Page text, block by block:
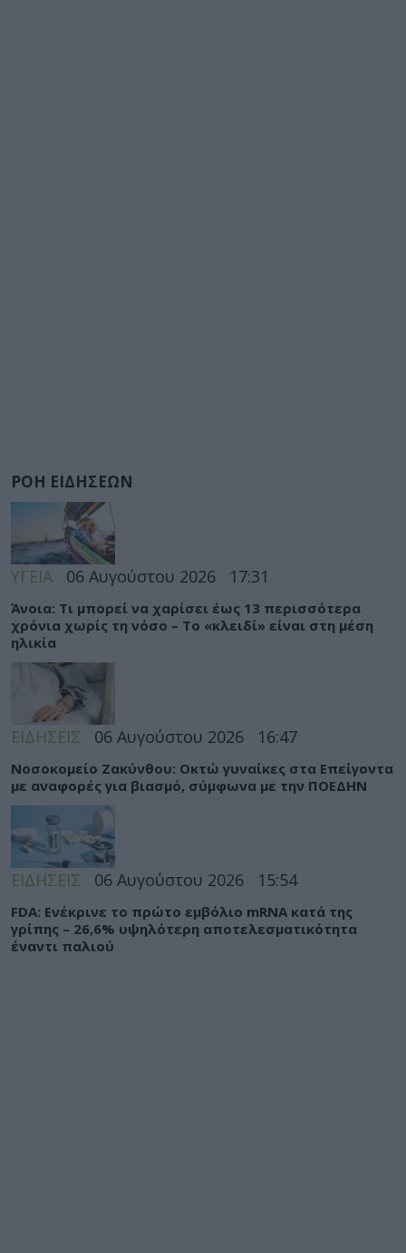
ΡΟΗ ΕΙΔΗΣΕΩΝ
ΥΓΕΙΑ 06 Αυγούστου 2026 17:31
Άνοια: Τι μπορεί να χαρίσει έως 13 περισσότερα
χρόνια χωρίς τη νόσο – Το «κλειδί» είναι στη μέση
ηλικία
ΕΙΔΗΣΕΙΣ 06 Αυγούστου 2026 16:47
Νοσοκομείο Ζακύνθου: Οκτώ γυναίκες στα Επείγοντα
με αναφορές για βιασμό, σύμφωνα με την ΠΟΕΔΗΝ
ΕΙΔΗΣΕΙΣ 06 Αυγούστου 2026 15:54
FDA: Ενέκρινε το πρώτο εμβόλιο mRNA κατά της
γρίπης – 26,6% υψηλότερη αποτελεσματικότητα
έναντι παλιού